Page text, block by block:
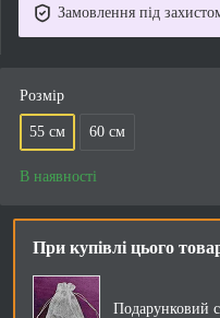
Замовлення під
Розмір
55 см 60 см
В наявності
При купівлі цього
Подарунковий